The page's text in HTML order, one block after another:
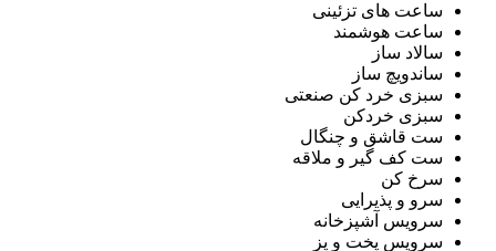
ساعت های تزئینی
ساعت هوشمند
سالاد ساز
ساندویچ ساز
سبزی خرد کن صنعتی
سبزی خردکن
ست قاشق و چنگال
ست کف گیر و ملاقه
سرخ کن
سرو و پذیرایی
سرویس آشپزخانه
سرویس پخت و پز